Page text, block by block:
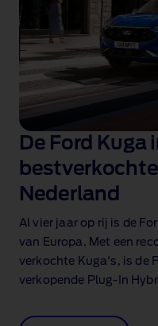
De Ford Kuga
bestverkochte
Nederland
Al vier jaar op rij is de
van Europa. Met een
verkochte Kuga's, is de
verkopende Plug‑In